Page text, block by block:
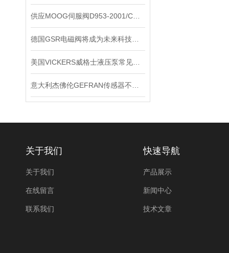
关于我们
关于我们
在线留言
联系我们
快速导航
产品展示
新闻中心
技术文章